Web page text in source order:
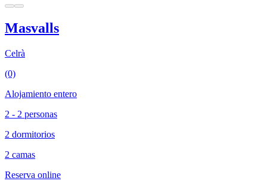
Masvalls
Celrà
(0)
Alojamiento entero
2 - 2 personas
2 dormitorios
2 camas
Reserva online